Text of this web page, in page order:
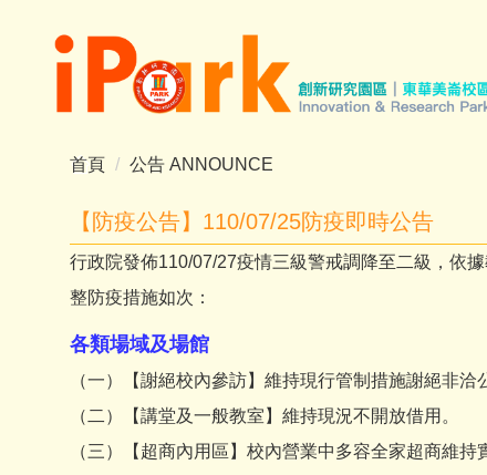
首頁 公告 ANNOUNCE
【防疫公告】110/07/25防疫即時公告
行政院發佈110/07/27疫情三級警戒調降至二級，依
整防疫措施如次：
各類場域及場館
（一）【謝絕校內參訪】維持現行管制措施謝絕非
（二）【講堂及一般教室】維持現況不開放借用。
（三）【超商內用區】校內營業中多容全家超商維